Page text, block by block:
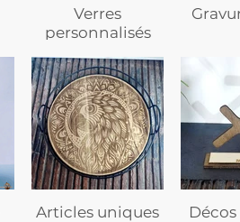
Verres
personnalisés
Articles uniques